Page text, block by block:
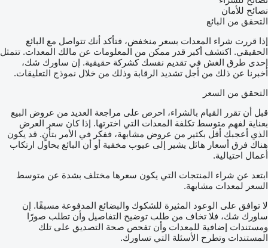
نصائح للأمان
التحقق من البائع
إذا قررت شراء المعدات بسعر منخفض، فتأكد أنك تتواصل مع البائع
الحقيقي. اكتشف أكبر قدر ممكن من المعلومات عن مالك المعدات. تتمثل
إحدى طرق الغش في تقديم نفسك كشركة حقيقية. إن ساورك شك،
أخبرنا عن ذلك من أجل تشديد الرقابة وذلك من خلال نموذج التعليقات.
التحقق من السعر
قبل أن تقرر القيام بالشراء، احرص على مراجعة العديد من عروض البيع
بعناية لفهم متوسط تكلفة المعدات التي اخترتها. إذا كان سعر العرض
الذي أعجبك أقل بكثير من عروض مشابهة، ففكر في الأمر بتأنٍ. قد يكون
هناك فرق أسعار هائل يشير إلى عيوب مخفية أو أن البائع يحاول ارتكاب
أعمال احتيالية.
ابتعد عن شراء المنتجات التي يكون سعرها مختلف بشدة عن متوسط
السعر لمعدات مشابهة.
لا توافق على الوعود المثيرة للشكوك والبضائع المدفوعة مسبقًا. إن
ساورك شك، فلا تخاف من طلب توضيح التفاصيل وأن تطلب صورًا
ومستندات إضافية للمعدات وأن تفحص صحة التصديق على تلك
المستندات وتطرح الأسئلة التي تساورك.